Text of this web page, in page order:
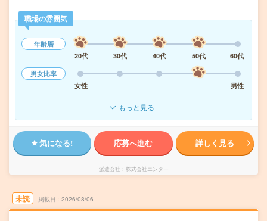
職場の雰囲気
年齢層
20代
30代 40代 50代
60代
男女比率
女性
男性
もっと見る
気になる! 応募へ進む 詳しく見る
派遣会社 株式会社エンター
未読 掲載日 2026/08/06